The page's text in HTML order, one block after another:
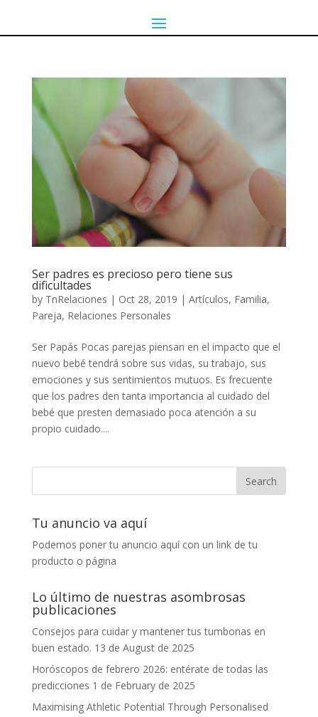
Ser padres es precioso pero tiene sus
dificultades
by TnRelaciones | Oct 28, 2019 | Artículos, Familia,
Pareja, Relaciones Personales
Ser Papás Pocas parejas piensan en el impacto que el
nuevo bebé tendrá sobre sus vidas, su trabajo, sus
emociones y sus sentimientos mutuos. Es frecuente
que los padres den tanta importancia al cuidado del
bebé que presten demasiado poca atención a su
propio cuidado....
Tu anuncio va aquí
Podemos poner tu anuncio aquí con un link de tu
producto o página
Lo último de nuestras asombrosas
publicaciones
Consejos para cuidar y mantener tus tumbonas en
buen estado. 13 de August de 2025
Horóscopos de febrero 2026: entérate de todas las
predicciones 1 de February de 2025
Maximising Athletic Potential Through Personalised